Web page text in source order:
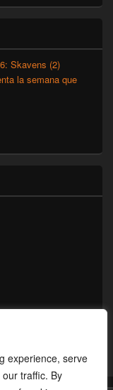
experience, serve
traffic. By
Skavens (2)
la semana que